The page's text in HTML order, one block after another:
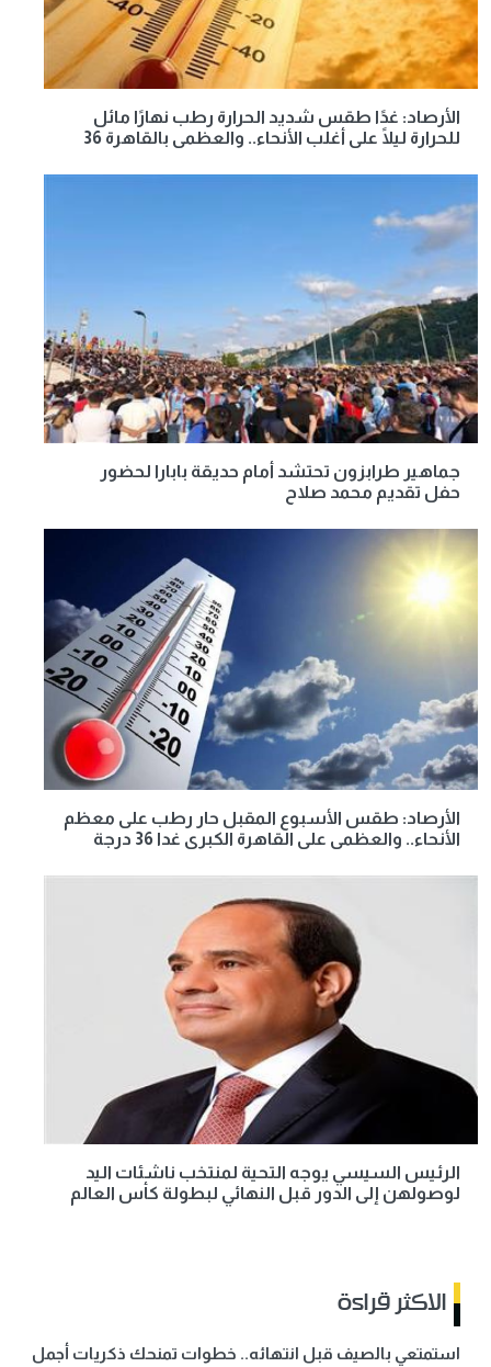
الأرصاد: غدًا طقس شديد الحرارة رطب نهارًا مائل
للحرارة ليلًا على أغلب الأنحاء.. والعظمى بالقاهرة 36
جماهير طرابزون تحتشد أمام حديقة بابارا لحضور
حفل تقديم محمد صلاح
الأرصاد: طقس الأسبوع المقبل حار رطب على معظم
الأنحاء.. والعظمى على القاهرة الكبرى غدا 36 درجة
الرئيس السيسي يوجه التحية لمنتخب ناشئات اليد
لوصولهن إلى الدور قبل النهائي لبطولة كأس العالم
الاكثر قراءة
استمتعي بالصيف قبل انتهائه.. خطوات تمنحك ذكريات أجمل